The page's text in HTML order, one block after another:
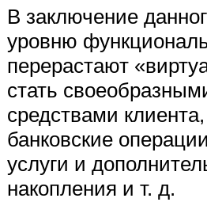
В заключение
уровню
перерастают
стать
средствами
банковские
услуги и
накопления и т. д.